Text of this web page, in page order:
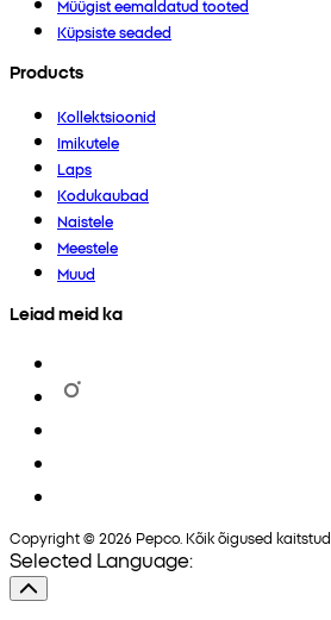
Müügist eemaldatud tooted
Küpsiste seaded
Products
Kollektsioonid
Imikutele
Laps
Kodukaubad
Naistele
Meestele
Muud
Leiad meid ka
Copyright © 2026 Pepco. Kõik õigused kaitstud.
Selected Language: